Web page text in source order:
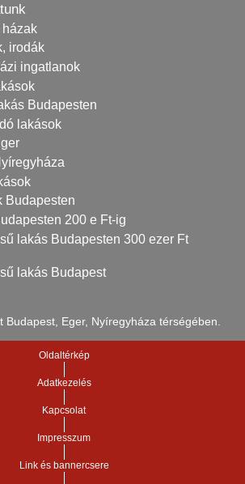
irodák
ingatlanok
Budapesten
lakások
Budapesten
200 e Ft-ig
lakás Budapesten 300 ezer Ft
lakás Budapest
Budapest, Eger, Nyíregyháza térségében.
Oldaltérkép
Adatkezelés
Kapcsolat
Impresszum
Link és bannercsere